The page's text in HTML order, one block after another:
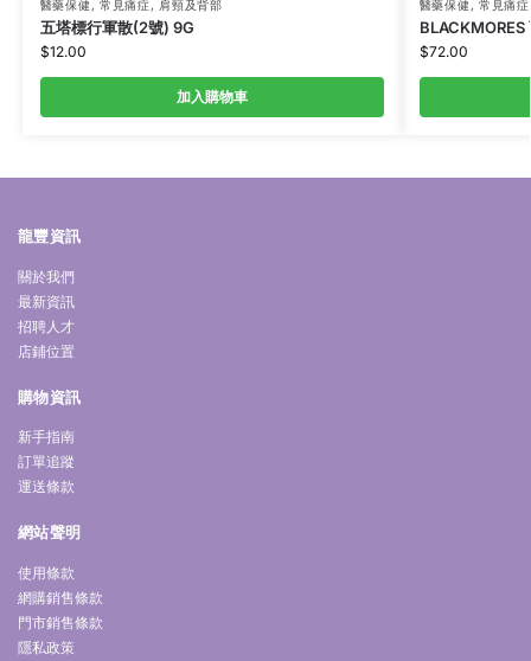
醫藥保健, 常見痛症, 肩頸及背部
五塔標行軍散(2號) 9G
$12.00
加入購物車
醫藥保健, 常見痛症
$72.00
龍豐資訊
關於我們
最新資訊
招聘人才
店鋪位置
購物資訊
新手指南
訂單追蹤
運送條款
網站聲明
使用條款
網購銷售條款
門市銷售條款
隱私政策